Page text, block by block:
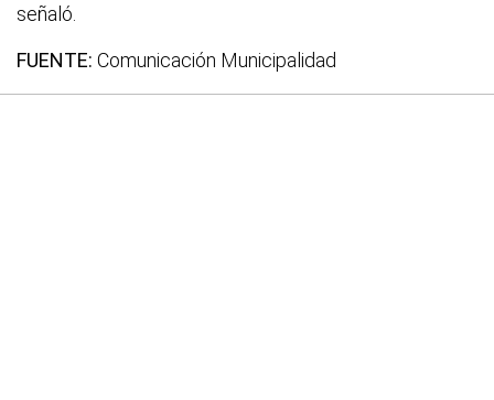
señaló.
FUENTE: Comunicación Municipalidad